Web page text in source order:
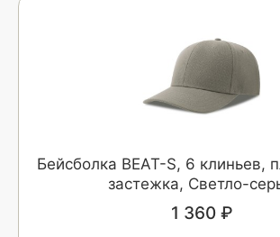
Бейсболка BEAT-S, 6 клиньев,
застежка, Светло-
1 360 ₽